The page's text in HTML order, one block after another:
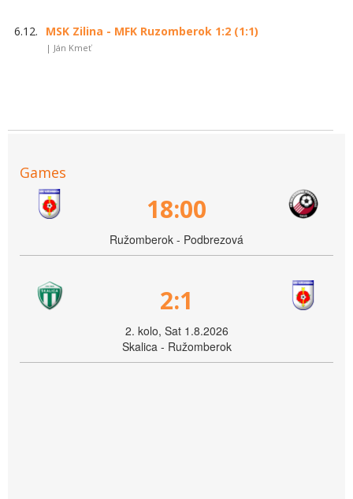
6.12. MSK Zilina - MFK Ruzomberok 1:2 (1:1)
| Ján Kmeť
Games
18:00
Ružomberok - Podbrezová
2:1
2. kolo, Sat 1.8.2026
Skalica - Ružomberok